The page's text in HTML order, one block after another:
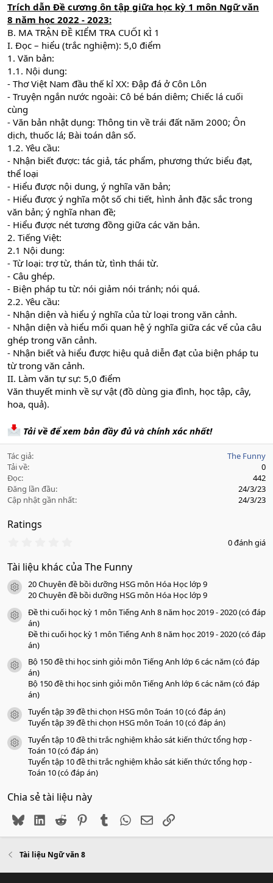
Trích dẫn Đề cương ôn tập giữa học kỳ 1 môn Ngữ văn
8 năm học 2022 - 2023:
B. MA TRẬN ĐỀ KIỂM TRA CUỐI KÌ 1
I. Đọc – hiểu (trắc nghiệm): 5,0 điểm
1. Văn bản:
1.1. Nội dung:
- Thơ Việt Nam đầu thế kỉ XX: Đập đá ở Côn Lôn
- Truyện ngắn nước ngoài: Cô bé bán diêm; Chiếc lá cuối
cùng
- Văn bản nhật dụng: Thông tin về trái đất năm 2000; Ôn
dịch, thuốc lá; Bài toán dân số.
1.2. Yêu cầu:
- Nhận biết được: tác giả, tác phẩm, phương thức biểu đạt,
thể loại
- Hiểu được nội dung, ý nghĩa văn bản;
- Hiểu được ý nghĩa một số chi tiết, hình ảnh đặc sắc trong
văn bản; ý nghĩa nhan đề;
- Hiểu được nét tương đồng giữa các văn bản.
2. Tiếng Việt:
2.1 Nội dung:
- Từ loại: trợ từ, thán từ, tình thái từ.
- Câu ghép.
- Biện pháp tu từ: nói giảm nói tránh; nói quá.
2.2. Yêu cầu:
- Nhận diện và hiểu ý nghĩa của từ loại trong văn cảnh.
- Nhận diện và hiểu mối quan hệ ý nghĩa giữa các vế của câu
ghép trong văn cảnh.
- Nhận biết và hiểu được hiệu quả diễn đạt của biện pháp tu
từ trong văn cảnh.
II. Làm văn tự sự: 5,0 điểm
Văn thuyết minh về sự vật (đồ dùng gia đình, học tập, cây,
hoa, quả).
Tải về để xem bản đầy đủ và chính xác nhất!
Tác giả
The Funny
Tải về
0
Đọc
442
Đăng lần đầu
24/3/23
Cập nhật gần nhất
24/3/23
Ratings
0
0
s
a
o
0 đánh giá
Tài liệu khác của The Funny
icon tài liệu
20 Chuyên đề bồi dưỡng HSG môn Hóa Học lớp 9
20 Chuyên đề bồi dưỡng HSG môn Hóa Học lớp 9
icon tài liệu
Đề thi cuối học kỳ 1 môn Tiếng Anh 8 năm học 2019 - 2020 (có đáp
án)
Đề thi cuối học kỳ 1 môn Tiếng Anh 8 năm học 2019 - 2020 (có đáp
án)
icon tài liệu
Bộ 150 đề thi học sinh giỏi môn Tiếng Anh lớp 6 các năm (có đáp
án)
Bộ 150 đề thi học sinh giỏi môn Tiếng Anh lớp 6 các năm (có đáp
án)
icon tài liệu
Tuyển tập 39 đề thi chọn HSG môn Toán 10 (có đáp án)
Tuyển tập 39 đề thi chọn HSG môn Toán 10 (có đáp án)
icon tài liệu
Tuyển tập 10 đề thi trắc nghiệm khảo sát kiến thức tổng hợp -
Toán 10 (có đáp án)
Tuyển tập 10 đề thi trắc nghiệm khảo sát kiến thức tổng hợp -
Toán 10 (có đáp án)
Chia sẻ tài liệu này
BlueskyLinkedIn
Reddit PinterestTumblr WhatsApp
EmailLink
Tài liệu Ngữ văn 8